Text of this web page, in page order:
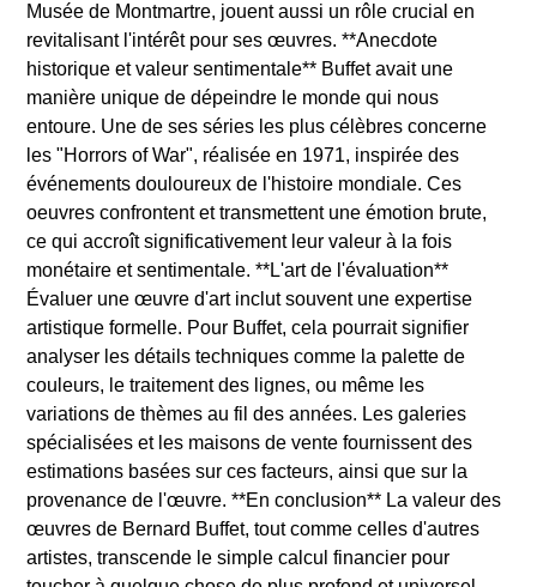
Musée de Montmartre, jouent aussi un rôle crucial en
revitalisant l'intérêt pour ses œuvres. **Anecdote
historique et valeur sentimentale** Buffet avait une
manière unique de dépeindre le monde qui nous
entoure. Une de ses séries les plus célèbres concerne
les "Horrors of War", réalisée en 1971, inspirée des
événements douloureux de l'histoire mondiale. Ces
oeuvres confrontent et transmettent une émotion brute,
ce qui accroît significativement leur valeur à la fois
monétaire et sentimentale. **L'art de l'évaluation**
Évaluer une œuvre d'art inclut souvent une expertise
artistique formelle. Pour Buffet, cela pourrait signifier
analyser les détails techniques comme la palette de
couleurs, le traitement des lignes, ou même les
variations de thèmes au fil des années. Les galeries
spécialisées et les maisons de vente fournissent des
estimations basées sur ces facteurs, ainsi que sur la
provenance de l'œuvre. **En conclusion** La valeur des
œuvres de Bernard Buffet, tout comme celles d'autres
artistes, transcende le simple calcul financier pour